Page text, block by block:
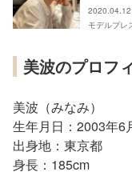
モデルプレ
美波のプロフ
美波（みなみ）
生年月日：2003年6
出身地：東京都
身長：185cm